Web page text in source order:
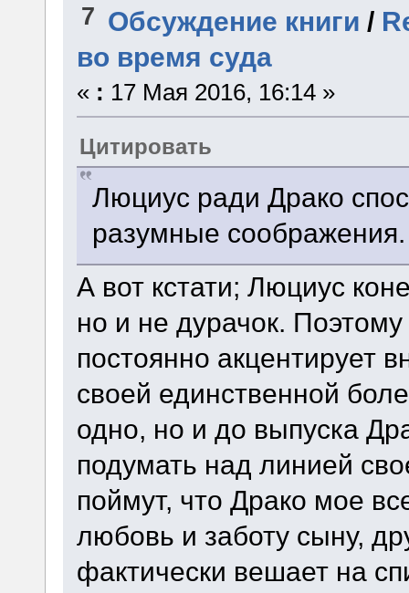
7 Обсуждение книги /
во время суда
« : 17 Мая 2016, 16:14 »
Цитировать
Люциус ради Драко
разумные соображения.
А вот кстати; Люциус
но и не дурачок.
постоянно акцентирует
своей единственной
одно, но и до выпуска
подумать над линией
поймут, что Драко мое
любовь и заботу сыну,
фактически вешает на